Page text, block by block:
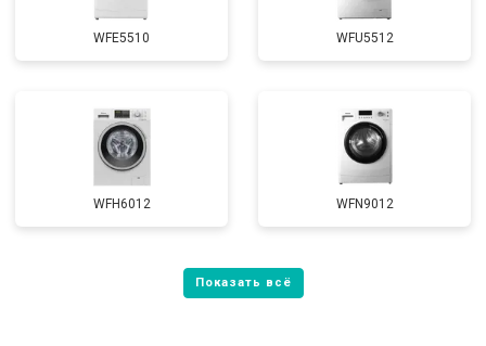
WFE5510 WFU5512
WFH6012 WFN9012